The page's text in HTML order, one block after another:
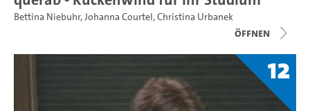
Bettina Niebuhr,Johanna Courtel,Christina Urbanek
Öffnen
12